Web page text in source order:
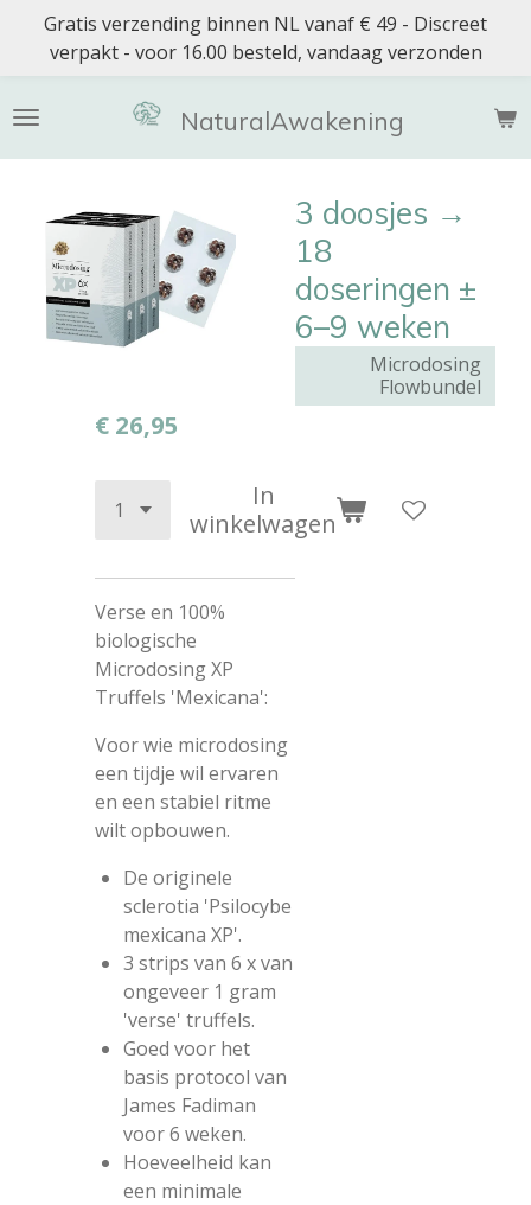
direct
de
NaturalAwakening
Gratis verzending binnen NL vanaf € 49 - Discreet
verpakt - voor 16.00 besteld, vandaag verzonden
3 doosjes →
18
doseringen ±
6–9 weken
Microdosing
Flowbundel
€ 26,95
In
winkelwagen
Verse en 100%
biologische
Microdosing XP
Truffels 'Mexicana':
Voor wie microdosing
een tijdje wil ervaren
en een stabiel ritme
wilt opbouwen.
De originele
sclerotia 'Psilocybe
mexicana XP'.
3 strips van 6 x van
ongeveer 1 gram
'verse' truffels.
Goed voor het
basis protocol van
James Fadiman
voor 6 weken.
Hoeveelheid kan
een minimale